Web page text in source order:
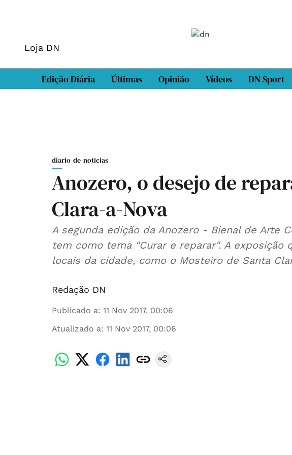
Loja DN
Edição Diária Últimas Opinião Vídeos DN Sport
diario-de-noticias
Anozero, o desejo de
Clara-a-Nova
A segunda edição da Anozero - Bienal de Arte
tem como tema "Curar e reparar". A exposição
locais da cidade, como o Mosteiro de Santa
Redação DN
Publicado a: 11 Nov 2017, 00:06
Atualizado a: 11 Nov 2017, 00:06